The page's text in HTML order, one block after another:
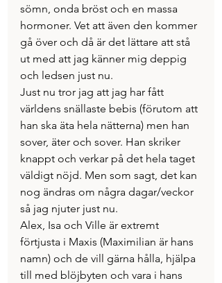
sömn, onda bröst och en massa
hormoner. Vet att även den kommer
gå över och då är det lättare att stå
ut med att jag känner mig deppig
och ledsen just nu.
Just nu tror jag att jag har fått
världens snällaste bebis (förutom att
han ska äta hela nätterna) men han
sover, äter och sover. Han skriker
knappt och verkar på det hela taget
väldigt nöjd. Men som sagt, det kan
nog ändras om några dagar/veckor
så jag njuter just nu.
Alex, Isa och Ville är extremt
förtjusta i Maxis (Maximilian är hans
namn) och de vill gärna hålla, hjälpa
till med blöjbyten och vara i hans